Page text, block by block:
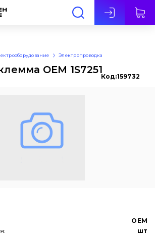
Электропроводка
OEM 1S7251
Код:159732
OEM
шт